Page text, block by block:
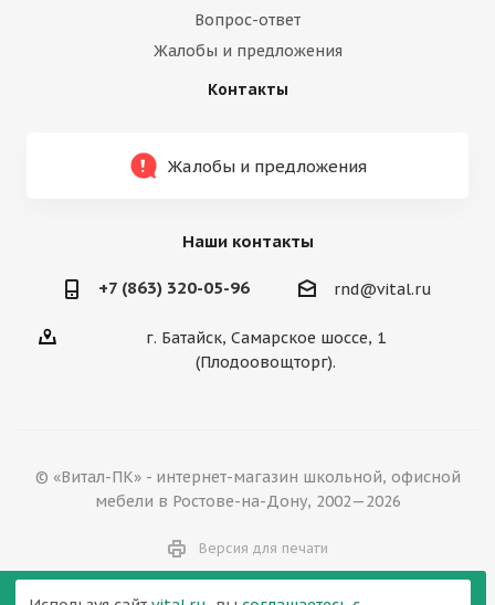
Вопрос-ответ
Жалобы и предложения
Контакты
Жалобы и предложения
Наши контакты
+7 (863) 320-05-96 rnd@vital.ru
г. Батайск, Самарское шоссе, 1
(Плодоовощторг).
© «Витал-ПК» - интернет-магазин школьной, офисной
мебели в Ростове-на-Дону, 2002—2026
Версия для печати